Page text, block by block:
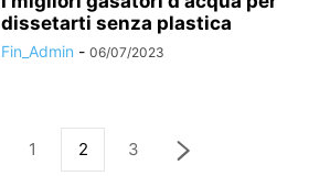
dissetarti senza plastica
Fin_Admin - 06/07/2023
1 2 3